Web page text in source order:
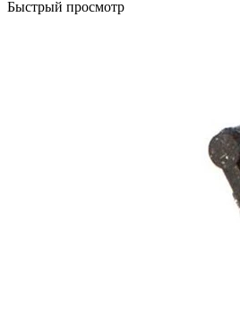
Быстрый просмотр